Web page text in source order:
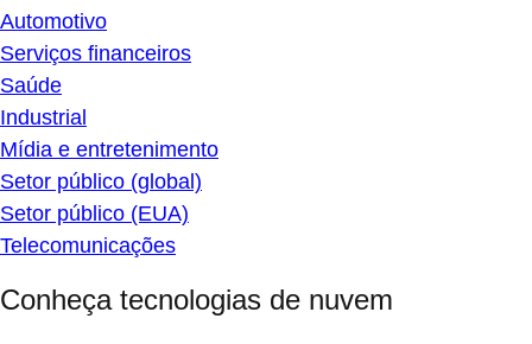
Automotivo
Serviços financeiros
Saúde
Industrial
Mídia e entretenimento
Setor público (global)
Setor público (EUA)
Telecomunicações
Conheça tecnologias de nuvem